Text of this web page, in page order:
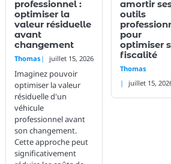
professionnel :
optimiser la
valeur résiduelle
avant
changement
Thomas juillet 15, 2026
Imaginez pouvoir
optimiser la valeur
résiduelle d'un
véhicule
professionnel avant
son changement.
Cette approche peut
significativement
amortir
outils
pour
optimiser
fiscalité
Thomas
juillet 15,